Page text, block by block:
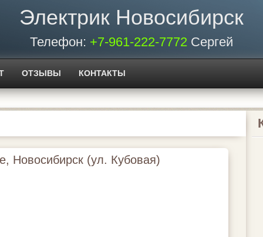
Электрик Новосибирск
Телефон: +7-961-222-7772 Сергей
ОТЗЫВЫ КОНТАКТЫ
Новосибирск (ул. Кубовая)